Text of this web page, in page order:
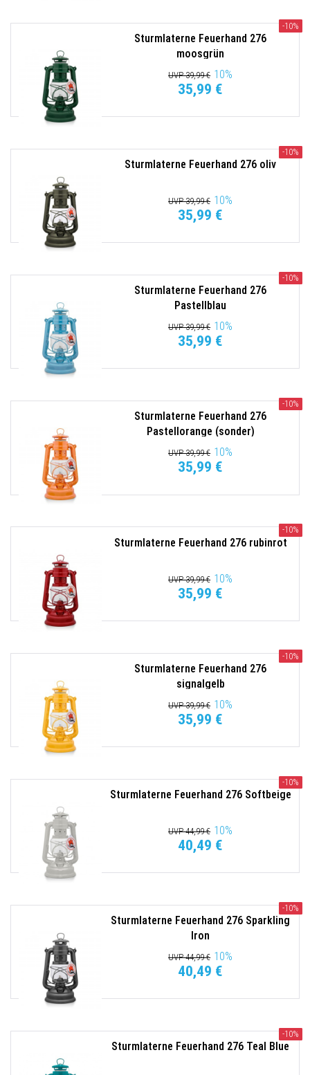
-10%
Sturmlaterne Feuerhand 276
moosgrün
UVP 39,99 € 10%
35,99 €
-10%
Sturmlaterne Feuerhand 276 oliv
UVP 39,99 € 10%
35,99 €
-10%
Sturmlaterne Feuerhand 276
Pastellblau
UVP 39,99 € 10%
35,99 €
-10%
Sturmlaterne Feuerhand 276
Pastellorange (sonder)
UVP 39,99 € 10%
35,99 €
-10%
Sturmlaterne Feuerhand 276 rubinrot
UVP 39,99 € 10%
35,99 €
-10%
Sturmlaterne Feuerhand 276
signalgelb
UVP 39,99 € 10%
35,99 €
-10%
Sturmlaterne Feuerhand 276 Softbeige
UVP 44,99 € 10%
40,49 €
-10%
Sturmlaterne Feuerhand 276 Sparkling
Iron
UVP 44,99 € 10%
40,49 €
-10%
Sturmlaterne Feuerhand 276 Teal Blue